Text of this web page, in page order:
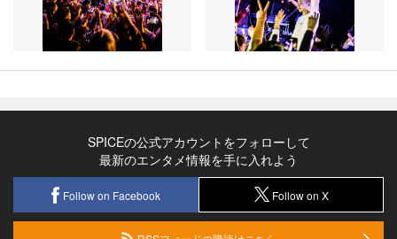
SPICEの公式アカウントをフォローして
最新のエンタメ情報を手に入れよう
Follow on Facebook Follow on X